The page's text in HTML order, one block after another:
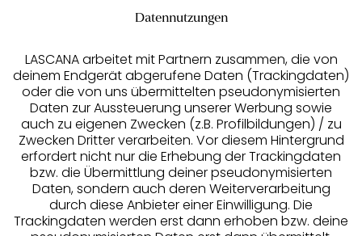
Services
Beratung
Datennutzungen
LASCANA arbeitet mit Partnern zusammen, die von
deinem Endgerät abgerufene Daten (Trackingdaten)
oder die von uns übermittelten pseudonymisierten
Daten zur Aussteuerung unserer Werbung sowie
auch zu eigenen Zwecken (z.B. Profilbildungen) / zu
Zwecken Dritter verarbeiten. Vor diesem Hintergrund
erfordert nicht nur die Erhebung der Trackingdaten
bzw. die Übermittlung deiner pseudonymisierten
Daten, sondern auch deren Weiterverarbeitung
durch diese Anbieter einer Einwilligung. Die
Trackingdaten werden erst dann erhoben bzw. deine